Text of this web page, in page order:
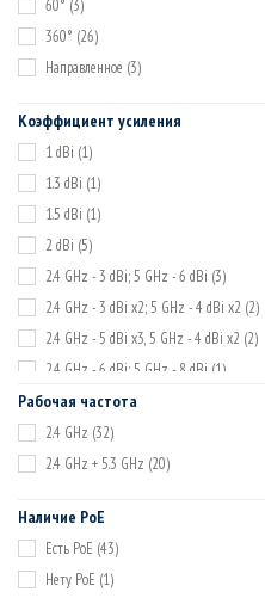
60° (3)
360° (26)
Направленное (3)
Коэффициент усиления
1 dBi (1)
1.3 dBi (1)
1.5 dBi (1)
2 dBi (5)
2.4 GHz - 3 dBi; 5 GHz - 6 dBi (3)
2.4 GHz - 3 dBi x2; 5 GHz - 4 dBi x2 (2)
2.4 GHz - 5 dBi x3, 5 GHz - 4 dBi x2 (2)
2.4 GHz - 6 dBi; 5 GHz - 8 dBi (1)
3 dBi x2(2)
5 dBi(1)
5 dBi x2(1)
8 dBi x3(1)
8.5 dBi(1)
10 dBi x2(2)
Рабочая частота
2.4 GHz (32)
2.4 GHz + 5.3 GHz (20)
Наличие PoE
Есть PoE (43)
Нету PoE (1)